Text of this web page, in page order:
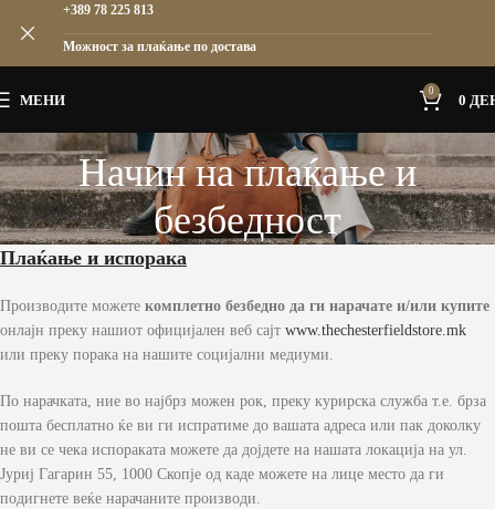
МЕНИ
0
0
Начин на плаќање и
безбедност
Плаќање и испорака
Производите можете комплетно безбедно да ги нарачате и/или купите
онлајн преку нашиот официјален веб сајт www.thechesterfieldstore.mk
или преку порака на нашите социјални медиуми.
По нарачката, ние во најбрз можен рок, преку курирска служба т.е. брза
пошта бесплатно ќе ви ги испратиме до вашата адреса или пак доколку
не ви се чека испораката можете да дојдете на нашата локација на ул.
Јуриј Гагарин 55, 1000 Скопје од каде можете на лице место да ги
подигнете веќе нарачаните производи.
+389 78 225 813
Можност за плаќање по достава